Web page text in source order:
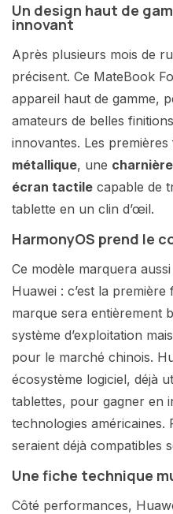
Un design haut de
innovant
Après plusieurs mois de
précisent. Ce MateBook
appareil haut de gamme,
amateurs de belles
innovantes. Les
métallique, une
écran tactile capable de
tablette en un clin d’œil.
HarmonyOS prend le
Ce modèle marquera
Huawei : c’est la
marque sera entièrement
système d’exploitation
pour le marché chinois.
écosystème logiciel, déjà
tablettes, pour gagner en
technologies américaines.
seraient déjà compatibles
Une fiche technique
Côté performances,